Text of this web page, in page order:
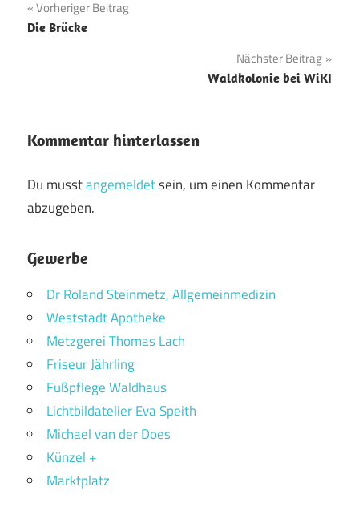
Beitragsnavigation
Vorheriger Beitrag
Die Brücke
Nächster Beitrag
Waldkolonie bei WiKI
Kommentar hinterlassen
Du musstangemeldetsein, um einen Kommentar
abzugeben.
Gewerbe
Dr Roland Steinmetz, Allgemeinmedizin
Weststadt Apotheke
Metzgerei Thomas Lach
Friseur Jährling
Fußpflege Waldhaus
Lichtbildatelier Eva Speith
Michael van der Does
Künzel +
Marktplatz